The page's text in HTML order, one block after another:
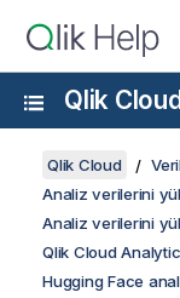
Qlik
Qlik Cloud
Analiz verilerini
Analiz verilerini
Qlik Cloud
Hugging Face